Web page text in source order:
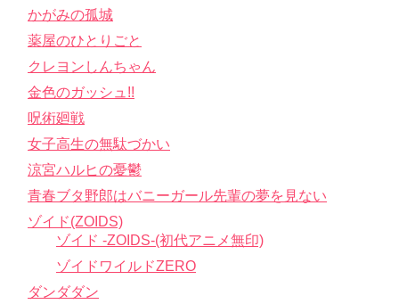
かがみの孤城
薬屋のひとりごと
クレヨンしんちゃん
金色のガッシュ!!
呪術廻戦
女子高生の無駄づかい
涼宮ハルヒの憂鬱
青春ブタ野郎はバニーガール先輩の夢を見ない
ゾイド(ZOIDS)
ゾイド -ZOIDS-(初代アニメ無印)
ゾイドワイルドZERO
ダンダダン